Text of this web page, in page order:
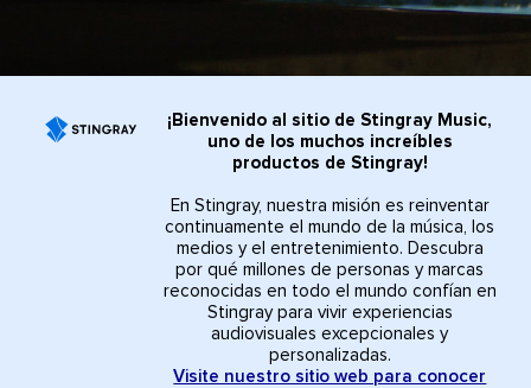
¡Bienvenido al sitio de Stingray Music,
uno de los muchos increíbles
productos de Stingray!
En Stingray, nuestra misión es reinventar
continuamente el mundo de la música, los
medios y el entretenimiento. Descubra
por qué millones de personas y marcas
reconocidas en todo el mundo confían en
Stingray para vivir experiencias
audiovisuales excepcionales y
personalizadas.
Visite nuestro sitio web para conocer